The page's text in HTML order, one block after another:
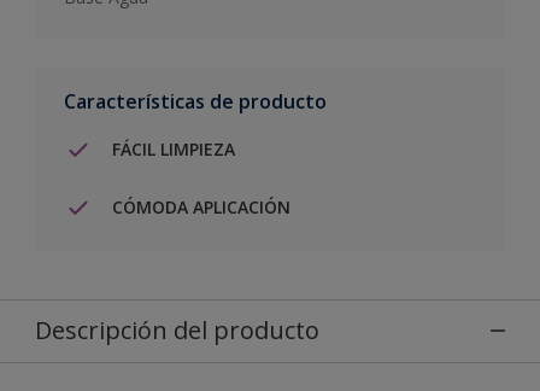
Características de producto
FÁCIL LIMPIEZA
CÓMODA APLICACIÓN
Descripción del producto